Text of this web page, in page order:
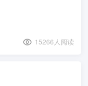
15266人阅读